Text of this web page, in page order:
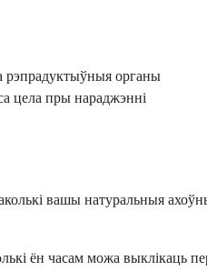
рэпрадуктыўныя органы
цела пры нараджэнні
вашы натуральныя
ён часам можа